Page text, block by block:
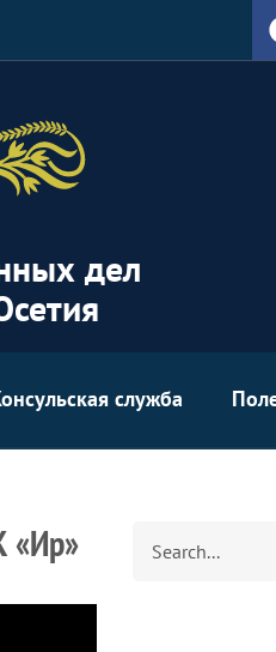
дел
служба
«Ир»